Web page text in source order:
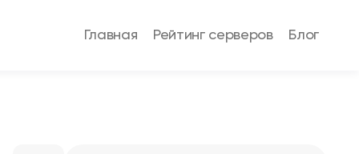
Главная Рейтинг серверов Блог